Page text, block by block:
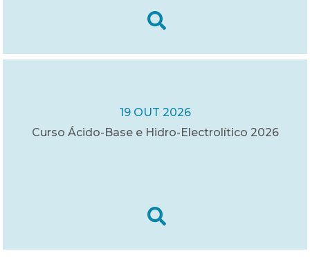
19 OUT 2026
Curso Ácido-Base e Hidro-Electrolítico 2026